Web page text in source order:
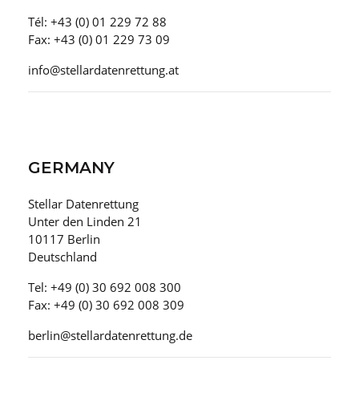
Tél: +43 (0) 01 229 72 88
Fax: +43 (0) 01 229 73 09
info@stellardatenrettung.at
GERMANY
Stellar Datenrettung
Unter den Linden 21
10117 Berlin
Deutschland
Tel: +49 (0) 30 692 008 300
Fax: +49 (0) 30 692 008 309
berlin@stellardatenrettung.de